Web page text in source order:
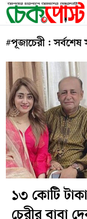
#পূজাচেরী : সর্বশেষ
১৩ কোটি
চেরীর বাবা